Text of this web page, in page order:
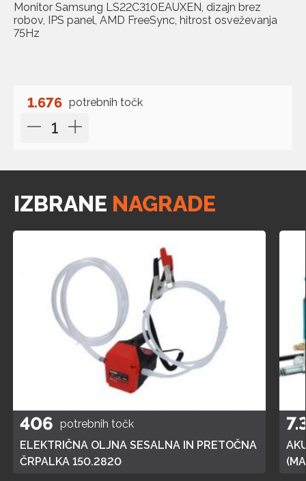
Monitor Samsung LS22C310EAUXEN, dizajn brez
robov, IPS panel, AMD FreeSync, hitrost osveževanja
75Hz
1.676 potrebnih točk
IZBRANE NAGRADE
406 potrebnih točk
ELEKTRIČNA OLJNA SESALNA IN PRETOČNA
ČRPALKA 150.2820